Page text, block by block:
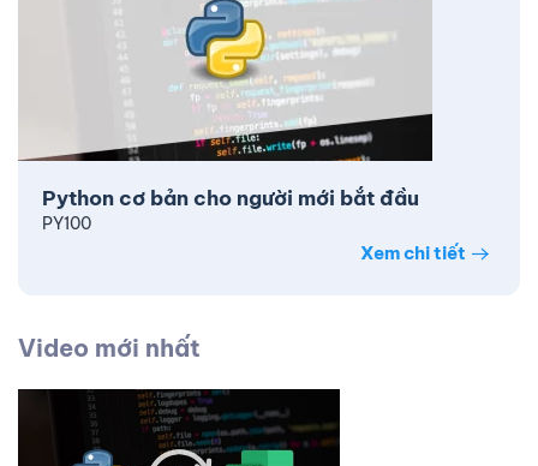
Python cơ bản cho người mới bắt đầu
PY100
Xem chi tiết
Video mới nhất